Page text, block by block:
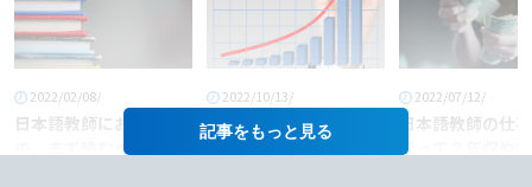
2022/02/08/
日本語教師におすすめ
の、まず読むべき本6
2022/10/13/
「日本語教師」という
職業に将来性はある
2022/07/12/
日本語教師の仕
料って？年収や
記事を